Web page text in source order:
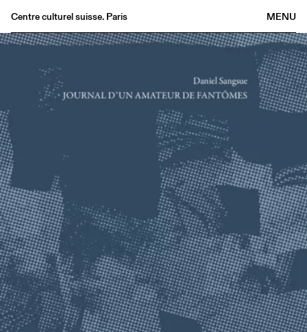
MENU
Centre culturel suisse. Paris
Agenda
Bookshop
Buvette
Archives
Publications
About
FR/EN